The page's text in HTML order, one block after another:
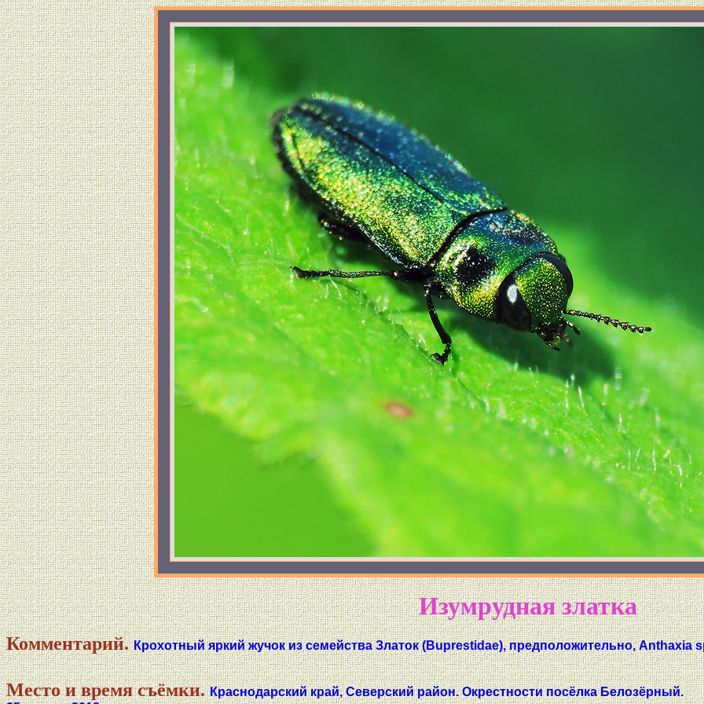
Изумрудная златка
Комментарий.Крохотный яркий жучок из семейства Златок (Buprestidae), предположительно, Anthaxia
Место и время съёмки.Краснодарский край, Северский район. Окрестности посёлка Белозёрный.